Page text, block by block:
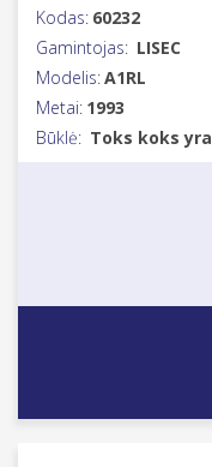
Kodas: 60232
Gamintojas: LISEC
Modelis:A1RL
Metai: 1993
Būklė: Toks koks yra